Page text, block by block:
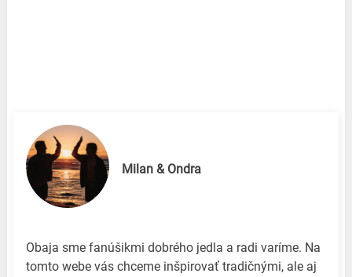
Milan & Ondra
Obaja sme fanúšikmi dobrého jedla a radi varíme. Na
tomto webe vás chceme inšpirovať tradičnými, ale aj